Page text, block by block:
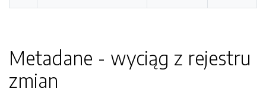
Metadane - wyciąg z rejestru
zmian